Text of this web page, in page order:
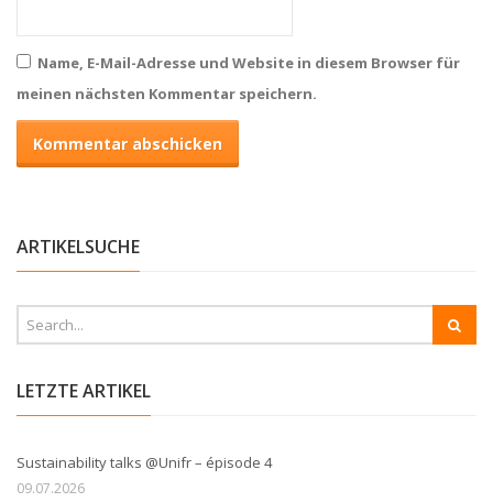
Name, E-Mail-Adresse und Website in diesem Browser für
meinen nächsten Kommentar speichern.
ARTIKELSUCHE
LETZTE ARTIKEL
Sustainability talks @Unifr – épisode 4
09.07.2026